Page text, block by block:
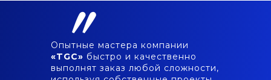
Опытные мастера компании
«TGC» быстро и качественно
выполнят заказ любой сложности,
〞